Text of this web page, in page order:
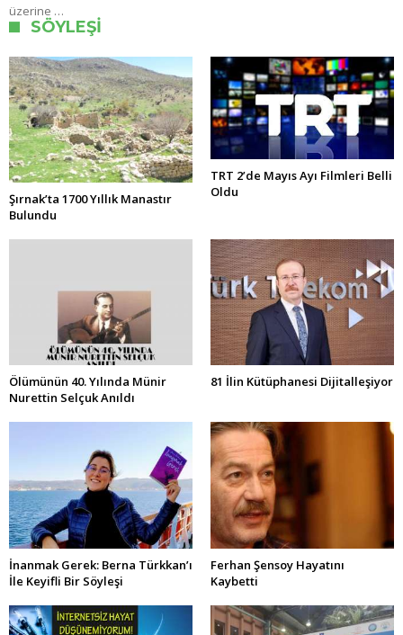
üzerine …
SÖYLEŞI
Şırnak’ta 1700 Yıllık Manastır
Bulundu
TRT 2’de Mayıs Ayı Filmleri Belli
Oldu
Ölümünün 40. Yılında Münir
Nurettin Selçuk Anıldı
81 İlin Kütüphanesi Dijitalleşiyor
İnanmak Gerek: Berna Türkkan’ı
İle Keyifli Bir Söyleşi
Ferhan Şensoy Hayatını
Kaybetti